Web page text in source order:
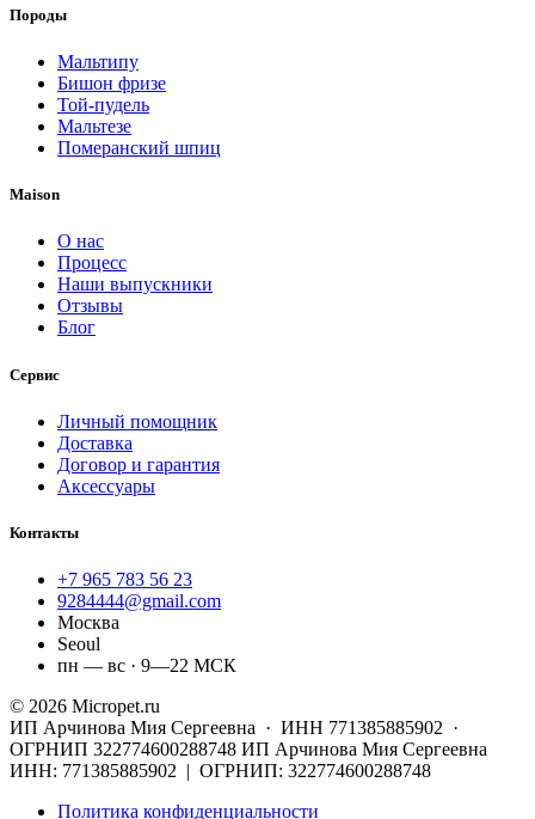
Породы
Мальтипу
Бишон фризе
Той-пудель
Мальтезе
Померанский шпиц
Maison
О нас
Процесс
Наши выпускники
Отзывы
Блог
Сервис
Личный помощник
Доставка
Договор и гарантия
Аксессуары
Контакты
+7 965 783 56 23
9284444@gmail.com
Москва
Seoul
пн — вс · 9—22 МСК
© 2026 Micropet.ru
ИП Арчинова Мия Сергеевна · ИНН 771385885902 ·
ОГРНИП 322774600288748 ИП Арчинова Мия Сергеевна
ИНН: 771385885902 | ОГРНИП: 322774600288748
Политика конфиденциальности